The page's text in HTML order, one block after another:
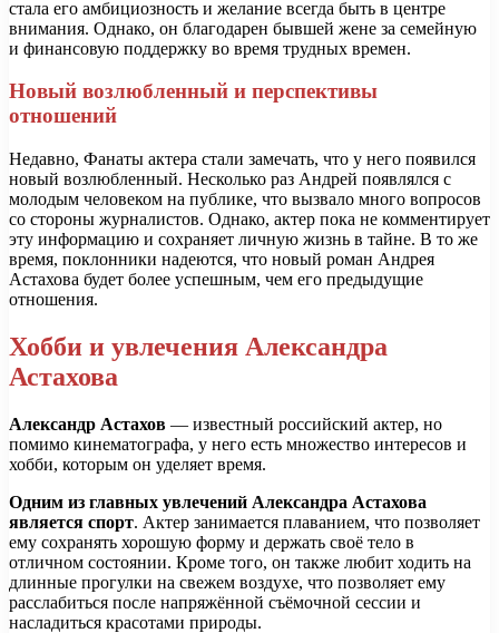
стала его амбициозность и желание всегда быть в центре
внимания. Однако, он благодарен бывшей жене за семейную
и финансовую поддержку во время трудных времен.
Новый возлюбленный и перспективы
отношений
Недавно, Фанаты актера стали замечать, что у него появился
новый возлюбленный. Несколько раз Андрей появлялся с
молодым человеком на публике, что вызвало много вопросов
со стороны журналистов. Однако, актер пока не комментирует
эту информацию и сохраняет личную жизнь в тайне. В то же
время, поклонники надеются, что новый роман Андрея
Астахова будет более успешным, чем его предыдущие
отношения.
Хобби и увлечения Александра
Астахова
Александр Астахов — известный российский актер, но
помимо кинематографа, у него есть множество интересов и
хобби, которым он уделяет время.
Одним из главных увлечений Александра Астахова
является спорт. Актер занимается плаванием, что позволяет
ему сохранять хорошую форму и держать своё тело в
отличном состоянии. Кроме того, он также любит ходить на
длинные прогулки на свежем воздухе, что позволяет ему
расслабиться после напряжённой съёмочной сессии и
насладиться красотами природы.